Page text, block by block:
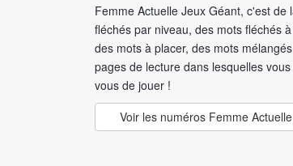
Femme Actuelle Jeux Géant, c'est
fléchés par niveau, des mots fléchés
des mots à placer, des mots
pages de lecture dans lesquelles
vous de jouer !
Voir les numéros Femme